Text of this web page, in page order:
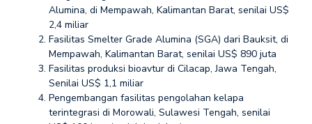
Alumina, di Mempawah, Kalimantan Barat, senilai US$
2,4 miliar
Fasilitas Smelter Grade Alumina (SGA) dari Bauksit, di
Mempawah, Kalimantan Barat, senilai US$ 890 juta
Fasilitas produksi bioavtur di Cilacap, Jawa Tengah,
Senilai US$ 1,1 miliar
Pengembangan fasilitas pengolahan kelapa
terintegrasi di Morowali, Sulawesi Tengah, senilai